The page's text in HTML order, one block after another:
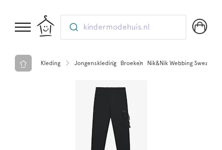
kindermodehuis.nl
Kleding Jongenskleding Broeken Nik&Nik Webbing